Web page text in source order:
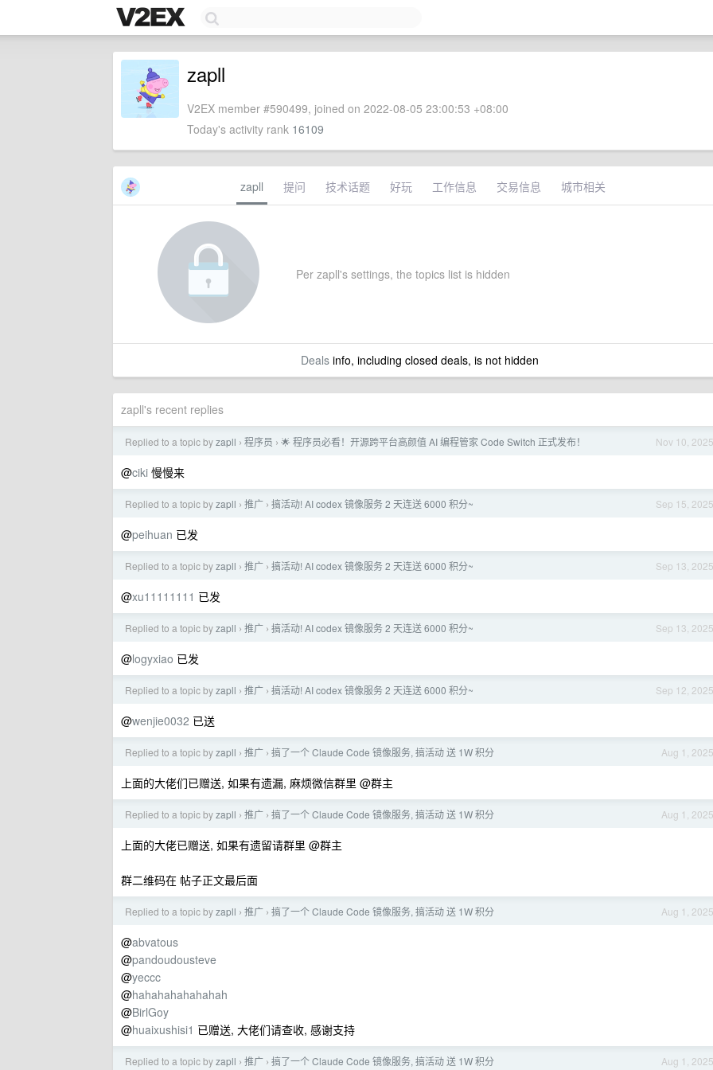
zapll
V2EX member #590499, joined on 2022-08-05 23:00:53 +08:00
Today's activity rank 16109
zapll 提问 技术话题 好玩 工作信息 交易信息 城市相关
Per zapll's settings, the topics list is hidden
Dealsinfo, including closed deals, is not hidden
zapll's recent replies
Nov 10, 2025
Replied to a topic byzapll › 程序员 › 🌟 程序员必看！开源跨平台高颜值 AI 编程管家 Code Switch 正式发布！
@ciki 慢慢来
Sep 15, 2025
Replied to a topic byzapll › 推广 › 搞活动! AI codex 镜像服务 2 天连送 6000 积分~
@peihuan 已发
Sep 13, 2025
Replied to a topic byzapll › 推广 › 搞活动! AI codex 镜像服务 2 天连送 6000 积分~
@xu11111111 已发
Sep 13, 2025
Replied to a topic byzapll › 推广 › 搞活动! AI codex 镜像服务 2 天连送 6000 积分~
@logyxiao 已发
Sep 12, 2025
Replied to a topic byzapll › 推广 › 搞活动! AI codex 镜像服务 2 天连送 6000 积分~
@wenjie0032 已送
Aug 1, 2025
Replied to a topic byzapll › 推广 › 搞了一个 Claude Code 镜像服务, 搞活动 送 1W 积分
上面的大佬们已赠送, 如果有遗漏, 麻烦微信群里 @群主
Aug 1, 2025
Replied to a topic byzapll › 推广 › 搞了一个 Claude Code 镜像服务, 搞活动 送 1W 积分
上面的大佬已赠送, 如果有遗留请群里 @群主
群二维码在 帖子正文最后面
Aug 1, 2025
Replied to a topic byzapll › 推广 › 搞了一个 Claude Code 镜像服务, 搞活动 送 1W 积分
@abvatous
@pandoudousteve
@yeccc
@hahahahahahahah
@BirlGoy
@huaixushisi1 已赠送, 大佬们请查收, 感谢支持
Aug 1, 2025
Replied to a topic byzapll › 推广 › 搞了一个 Claude Code 镜像服务, 搞活动 送 1W 积分